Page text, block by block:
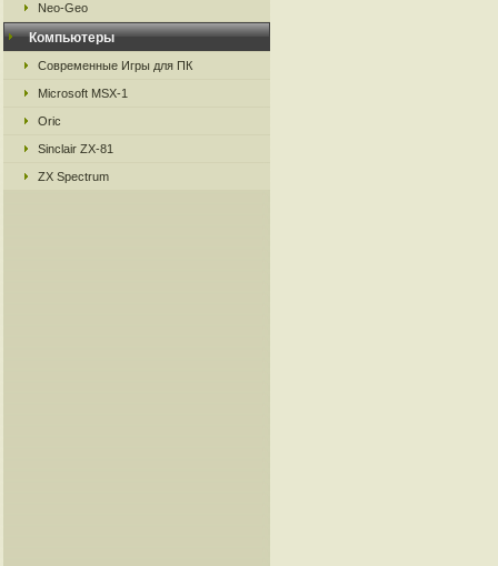
Neo-Geo
Компьютеры
Современные Игры для ПК
Microsoft MSX-1
Oric
Sinclair ZX-81
ZX Spectrum